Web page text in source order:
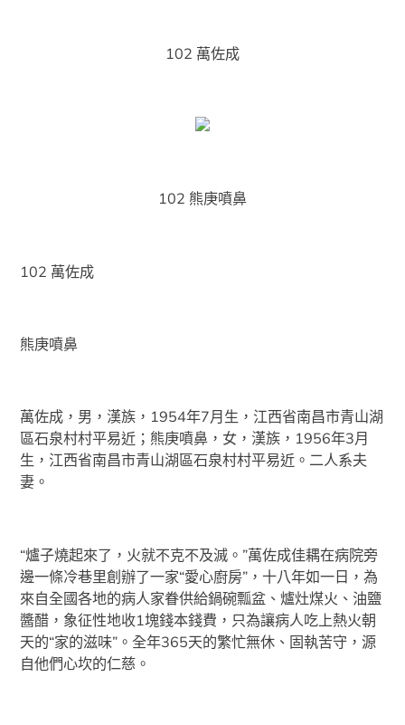
102 萬佐成
102 熊庚噴鼻
102 萬佐成
熊庚噴鼻
萬佐成，男，漢族，1954年7月生，江西省南昌市青山湖
區石泉村村平易近；熊庚噴鼻，女，漢族，1956年3月
生，江西省南昌市青山湖區石泉村村平易近。二人系夫
妻。
“爐子燒起來了，火就不克不及滅。”萬佐成佳耦在病院旁
邊一條冷巷里創辦了一家“愛心廚房”，十八年如一日，為
來自全國各地的病人家眷供給鍋碗瓢盆、爐灶煤火、油鹽
醬醋，象征性地收1塊錢本錢費，只為讓病人吃上熱火朝
天的“家的滋味”。全年365天的繁忙無休、固執苦守，源
自他們心坎的仁慈。